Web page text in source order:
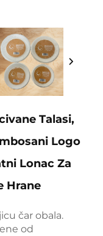
Talasi,
Logo
Lonac Za
Hrane
čar obala.
od